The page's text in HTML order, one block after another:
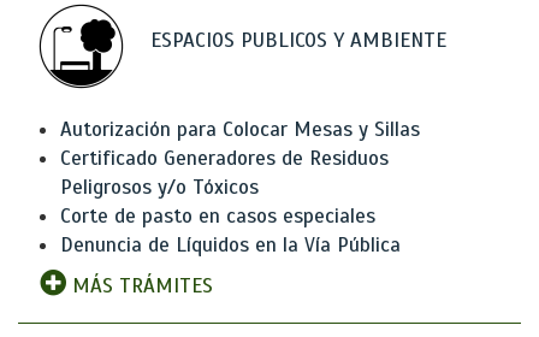
ESPACIOS PUBLICOS Y AMBIENTE
Autorización para Colocar Mesas y Sillas
Certificado Generadores de Residuos
Peligrosos y/o Tóxicos
Corte de pasto en casos especiales
Denuncia de Líquidos en la Vía Pública
MÁS TRÁMITES